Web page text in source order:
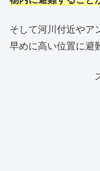
そして河川付近やア
早めに高い位置に避